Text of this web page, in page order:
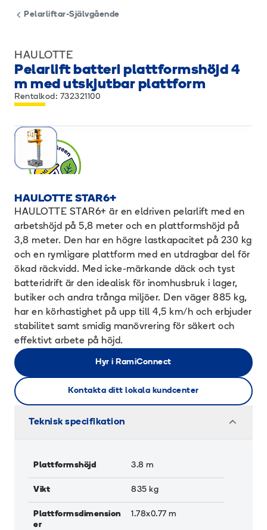
Pelarliftar-Självgående
HAULOTTE
Pelarlift batteri plattformshöjd 4
m med utskjutbar plattform
Rentalkod: 732321100
HAULOTTE STAR6+
HAULOTTE STAR6+ är en eldriven pelarlift med en
arbetshöjd på 5,8 meter och en plattformshöjd på
3,8 meter. Den har en högre lastkapacitet på 230 kg
och en rymligare plattform med en utdragbar del för
ökad räckvidd. Med icke-märkande däck och tyst
batteridrift är den idealisk för inomhusbruk i lager,
butiker och andra trånga miljöer. Den väger 885 kg,
har en körhastighet på upp till 4,5 km/h och erbjuder
stabilitet samt smidig manövrering för säkert och
effektivt arbete på höjd.
Hyr i RamiConnect
Kontakta ditt lokala kundcenter
Teknisk specifikation
Plattformshöjd 3.8 m
Vikt 835 kg
Plattformsdimension
er
1.78x0.77 m